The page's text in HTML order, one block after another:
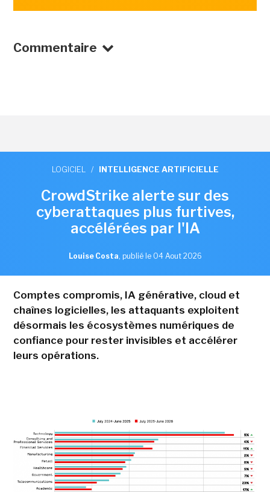
Commentaire
LOGICIEL / INTELLIGENCE ARTIFICIELLE
CrowdStrike alerte sur des
cyberattaques plus furtives,
accélérées par l'IA
Louise Costa, publié le 04 Aout 2026
Comptes compromis, IA générative, cloud et
chaînes logicielles, les attaquants exploitent
désormais les écosystèmes numériques de
confiance pour rester invisibles et accélérer
leurs opérations.